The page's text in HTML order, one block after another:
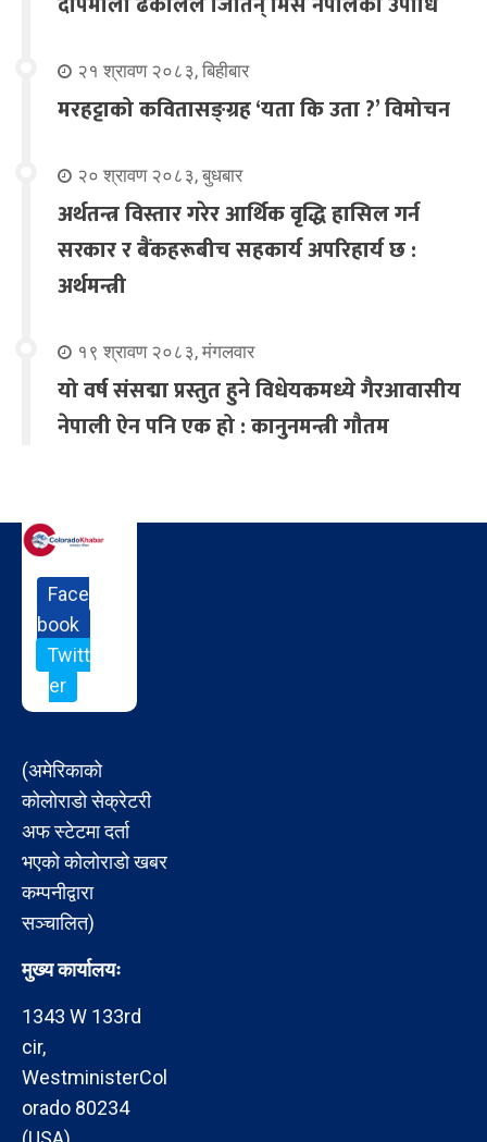
२१ श्रावण २०८३, बिहीबार
मरहट्टाको कवितासङ्ग्रह ‘यता कि उता ?’ विमोचन
२० श्रावण २०८३, बुधबार
अर्थतन्त्र विस्तार गरेर आर्थिक वृद्धि हासिल गर्न
सरकार र बैंकहरूबीच सहकार्य अपरिहार्य छ :
अर्थमन्त्री
१९ श्रावण २०८३, मंगलवार
यो वर्ष संसद्मा प्रस्तुत हुने विधेयकमध्ये गैरआवासीय
नेपाली ऐन पनि एक हो : कानुनमन्त्री गौतम
Face
book
Twitt
er
(अमेरिकाको
कोलोराडो सेक्रेटरी
अफ स्टेटमा दर्ता
भएको कोलोराडो खबर
कम्पनीद्वारा
सञ्चालित)
मुख्य कार्यालयः
1343 W 133rd
cir,
WestministerCol
orado 80234